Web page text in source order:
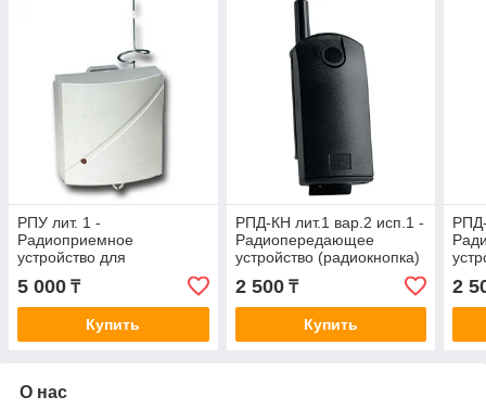
РПУ лит. 1 -
Радиоприемное
устройство для
радиокнопки
5 000 ₸
Купить
РПД-КН лит.1 вар.2 исп.1 -
Радиопередающее
устройство (радиокнопка)
2 500₸
Купить
2
О нас